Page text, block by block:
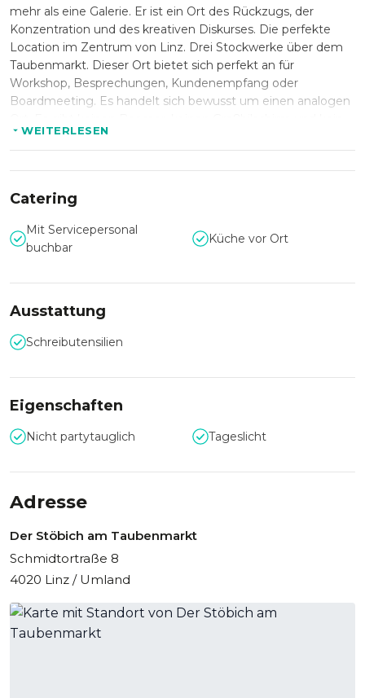
mehr als eine Galerie. Er ist ein Ort des Rückzugs, der
Konzentration und des kreativen Diskurses. Die perfekte
Location im Zentrum von Linz. Drei Stockwerke über dem
Taubenmarkt. Dieser Ort bietet sich perfekt an für
Workshop, Besprechungen, Kundenempfang oder
Boardmeeting. Es handelt sich bewusst um einen analogen
High-Speed-Internet. Es gibt ausgewählte, bequeme Möbel,
eine umfangreiche Bibliothek mit hochkarätigen Foto-
Kunst-Büchern und als kleines Highlight, exklusive Glasware
von Lobmeyr. Es gibt 2 größere Räume, sowie einen
kleineren. Eine Küche mit Sitzecke, ein separates Bad und
natürlich ein separates WC.
WEITERLESEN
Catering
Mit Servicepersonal
buchbar
Küche vor Ort
Ausstattung
Schreibutensilien
Eigenschaften
Nicht partytauglich Tageslicht
Adresse
Der Stöbich am Taubenmarkt
Schmidtortraße 8
4020 Linz / Umland